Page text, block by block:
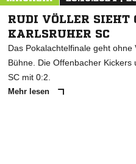
RUDI VÖLLER SIEHT
KARLSRUHER SC
Das Pokalachtelfinale geht
Bühne. Die Offenbacher
SC mit 0:2.
Mehr lesen